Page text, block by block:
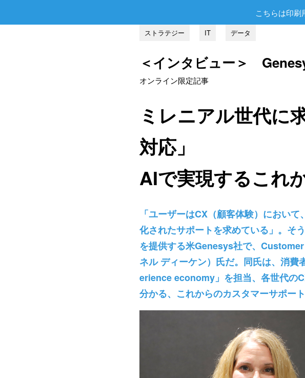
こちらは印刷
ストラテジー IT データ
＜インタビュー＞
オンライン限定記事
ミレニアル世代に
対応」
AIで実現するこれ
「ユーザーはCX（顧客体験）におい
化されたサポートを求めている」。そ
を提供する米Genesys社で、
ネル ディーケン）氏だ。同氏は、消
erience economy」を担当、各世代の
分かる、これからのカスタマーサポー